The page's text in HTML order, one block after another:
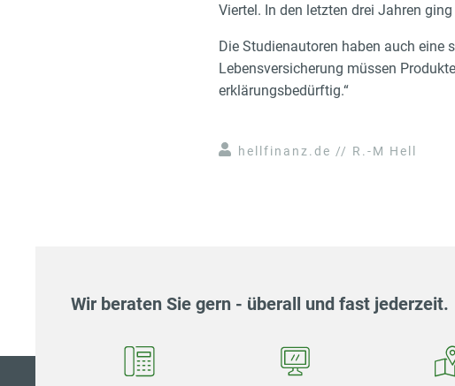
Viertel. In den letzten drei Jahren
Die Studienautoren haben auch eine
Lebensversicherung müssen
erklärungsbedürftig.“
hellfinanz.de // R.-M Hell
Wir beraten Sie gern - überall und fast jederzeit.